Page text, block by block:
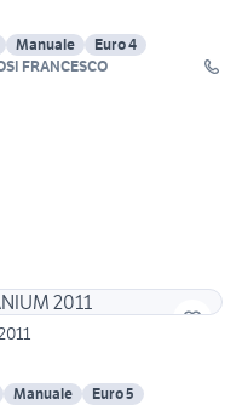
Manuale
Euro 4
FRANCESCO
Manuale
Euro 5